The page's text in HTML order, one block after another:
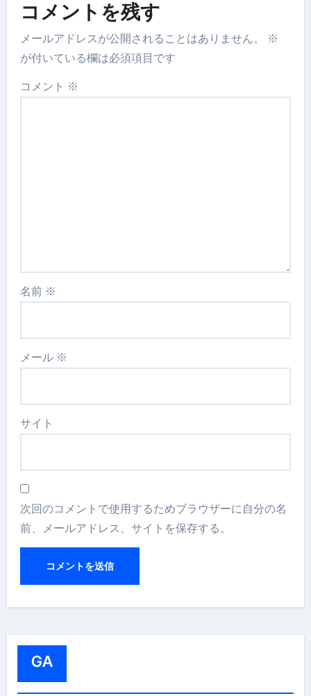
コメントを残す
メールアドレスが公開されることはありません。
※
が付いている欄は必須項目です
コメント ※
名前 ※
メール ※
サイト
次回のコメントで使用するためブラウザーに自分の名
前、メールアドレス、サイトを保存する。
GA